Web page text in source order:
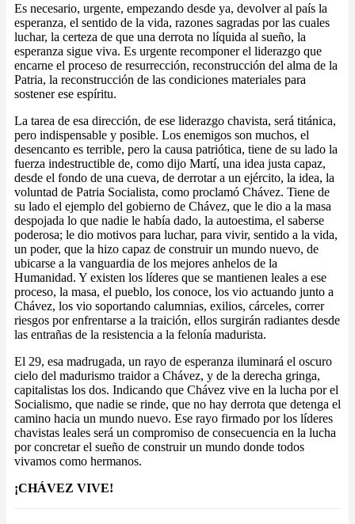
Es necesario, urgente, empezando desde ya, devolver al país la
esperanza, el sentido de la vida, razones sagradas por las cuales
luchar, la certeza de que una derrota no líquida al sueño, la
esperanza sigue viva. Es urgente recomponer el liderazgo que
encarne el proceso de resurrección, reconstrucción del alma de la
Patria, la reconstrucción de las condiciones materiales para
sostener ese espíritu.
La tarea de esa dirección, de ese liderazgo chavista, será titánica,
pero indispensable y posible. Los enemigos son muchos, el
desencanto es terrible, pero la causa patriótica, tiene de su lado la
fuerza indestructible de, como dijo Martí, una idea justa capaz,
desde el fondo de una cueva, de derrotar a un ejército, la idea, la
voluntad de Patria Socialista, como proclamó Chávez. Tiene de
su lado el ejemplo del gobierno de Chávez, que le dio a la masa
despojada lo que nadie le había dado, la autoestima, el saberse
poderosa; le dio motivos para luchar, para vivir, sentido a la vida,
un poder, que la hizo capaz de construir un mundo nuevo, de
ubicarse a la vanguardia de los mejores anhelos de la
Humanidad. Y existen los líderes que se mantienen leales a ese
proceso, la masa, el pueblo, los conoce, los vio actuando junto a
Chávez, los vio soportando calumnias, exilios, cárceles, correr
riesgos por enfrentarse a la traición, ellos surgirán radiantes desde
las entrañas de la resistencia a la felonía madurista.
El 29, esa madrugada, un rayo de esperanza iluminará el oscuro
cielo del madurismo traidor a Chávez, y de la derecha gringa,
capitalistas los dos. Indicando que Chávez vive en la lucha por el
Socialismo, que nadie se rinde, que no hay derrota que detenga el
camino hacia un mundo nuevo. Ese rayo firmado por los líderes
chavistas leales será un compromiso de consecuencia en la lucha
por concretar el sueño de construir un mundo donde todos
vivamos como hermanos.
¡CHÁVEZ VIVE!